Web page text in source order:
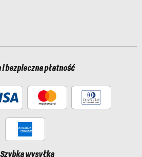
bezpieczna płatność
Szybka wysyłka